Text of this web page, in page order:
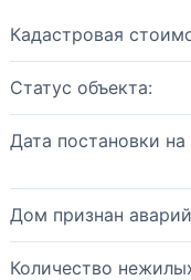
Кадастровая
Статус объекта:
Дата постановки на
Дом признан
Количество